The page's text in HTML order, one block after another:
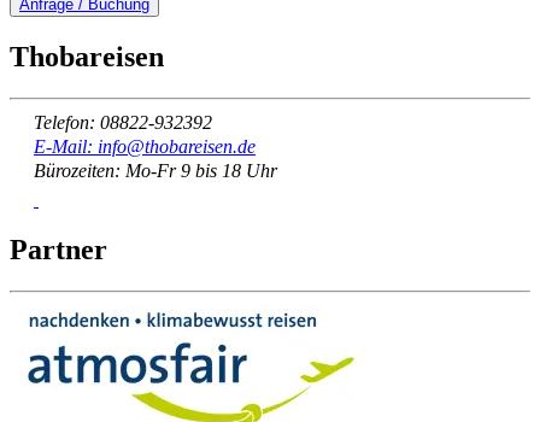
Anfrage / Buchung
Thobareisen
Telefon: 08822-932392
E-Mail: info@thobareisen.de
Bürozeiten: Mo-Fr 9 bis 18 Uhr
Partner